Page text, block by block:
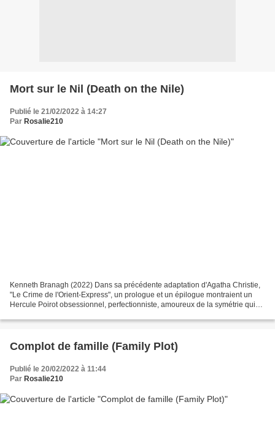
Mort sur le Nil (Death on the Nile)
Publié le 21/02/2022 à 14:27
Par Rosalie210
Kenneth Branagh (2022) Dans sa précédente adaptation d'Agatha Christie,
"Le Crime de l'Orient-Express", un prologue et un épilogue montraient un
Hercule Poirot obsessionnel, perfectionniste, amoureux de la symétrie qui
Complot de famille (Family Plot)
Publié le 20/02/2022 à 11:44
Par Rosalie210